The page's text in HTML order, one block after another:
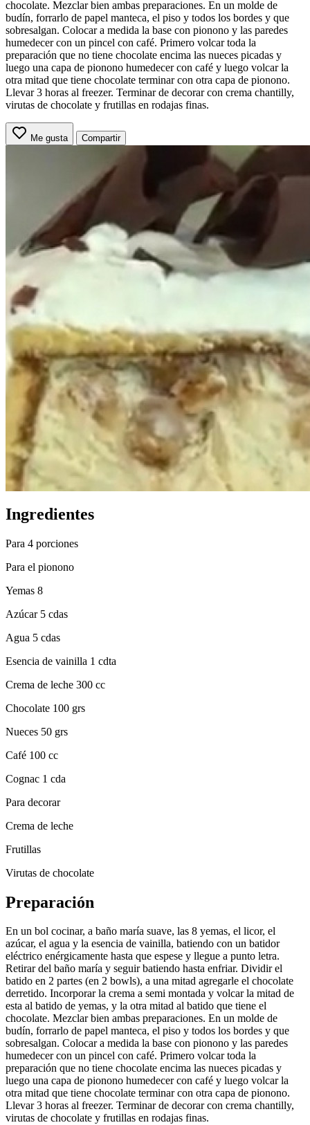
chocolate. Mezclar bien ambas preparaciones. En un molde de
budín, forrarlo de papel manteca, el piso y todos los bordes y que
sobresalgan. Colocar a medida la base con pionono y las paredes
humedecer con un pincel con café. Primero volcar toda la
preparación que no tiene chocolate encima las nueces picadas y
luego una capa de pionono humedecer con café y luego volcar la
otra mitad que tiene chocolate terminar con otra capa de pionono.
Llevar 3 horas al freezer. Terminar de decorar con crema chantilly,
virutas de chocolate y frutillas en rodajas finas.
Me gusta Compartir
Ingredientes
Para 4 porciones
Para el pionono
Yemas 8
Azúcar 5 cdas
Agua 5 cdas
Esencia de vainilla 1 cdta
Crema de leche 300 cc
Chocolate 100 grs
Nueces 50 grs
Café 100 cc
Cognac 1 cda
Para decorar
Crema de leche
Frutillas
Virutas de chocolate
Preparación
En un bol cocinar, a baño maría suave, las 8 yemas, el licor, el
azúcar, el agua y la esencia de vainilla, batiendo con un batidor
eléctrico enérgicamente hasta que espese y llegue a punto letra.
Retirar del baño maría y seguir batiendo hasta enfriar. Dividir el
batido en 2 partes (en 2 bowls), a una mitad agregarle el chocolate
derretido. Incorporar la crema a semi montada y volcar la mitad de
esta al batido de yemas, y la otra mitad al batido que tiene el
chocolate. Mezclar bien ambas preparaciones. En un molde de
budín, forrarlo de papel manteca, el piso y todos los bordes y que
sobresalgan. Colocar a medida la base con pionono y las paredes
humedecer con un pincel con café. Primero volcar toda la
preparación que no tiene chocolate encima las nueces picadas y
luego una capa de pionono humedecer con café y luego volcar la
otra mitad que tiene chocolate terminar con otra capa de pionono.
Llevar 3 horas al freezer. Terminar de decorar con crema chantilly,
virutas de chocolate y frutillas en rodajas finas.